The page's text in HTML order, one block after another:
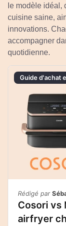
le modèle idéal,
cuisine saine,
innovations.
accompagner
quotidienne.
Guide d'achat
Rédigé par
Cosori vs
airfryer